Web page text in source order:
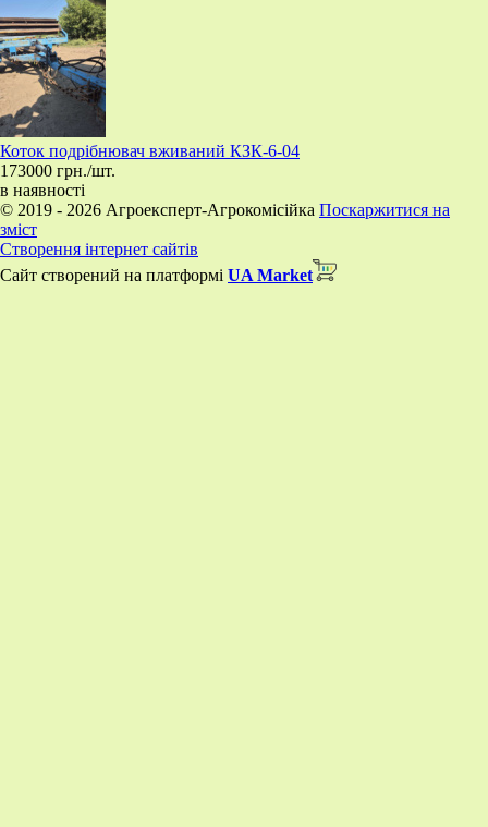
Коток подрібнювач вживаний КЗК-6-04
173000 грн./шт.
в наявності
© 2019 - 2026 Агроексперт-Агрокомісійка Поскаржитися на
зміст
Створення інтернет сайтів
Сайт створений на платформі UA Market